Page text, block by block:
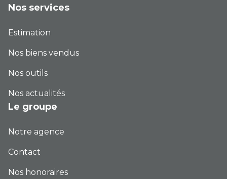
Nos services
Estimation
Nos biens vendus
Nos outils
Nos actualités
Le groupe
Notre agence
Contact
Nos honoraires